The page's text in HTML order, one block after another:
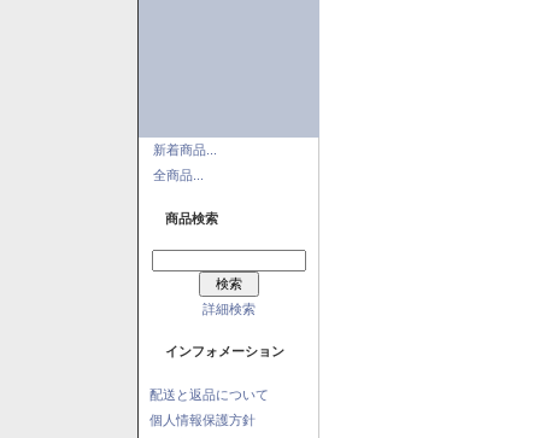
新着商品...
全商品...
商品検索
詳細検索
インフォメーション
配送と返品について
個人情報保護方針